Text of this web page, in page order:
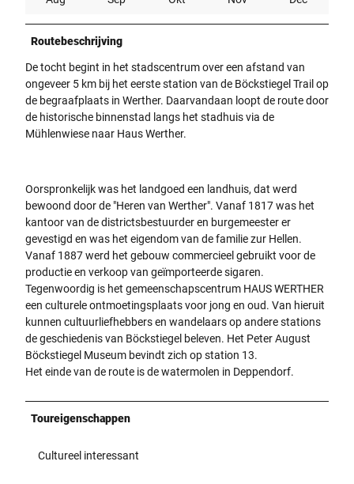
Routebeschrijving
De tocht begint in het stadscentrum over een afstand van
ongeveer 5 km bij het eerste station van de Böckstiegel Trail op
de begraafplaats in Werther. Daarvandaan loopt de route door
de historische binnenstad langs het stadhuis via de
Mühlenwiese naar Haus Werther.
Oorspronkelijk was het landgoed een landhuis, dat werd
bewoond door de "Heren van Werther". Vanaf 1817 was het
kantoor van de districtsbestuurder en burgemeester er
gevestigd en was het eigendom van de familie zur Hellen.
Vanaf 1887 werd het gebouw commercieel gebruikt voor de
productie en verkoop van geïmporteerde sigaren.
Tegenwoordig is het gemeenschapscentrum HAUS WERTHER
een culturele ontmoetingsplaats voor jong en oud. Van hieruit
kunnen cultuurliefhebbers en wandelaars op andere stations
de geschiedenis van Böckstiegel beleven. Het Peter August
Böckstiegel Museum bevindt zich op station 13.
Het einde van de route is de watermolen in Deppendorf.
Toureigenschappen
Cultureel interessant